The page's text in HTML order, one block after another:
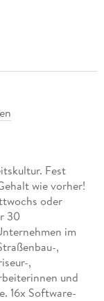
Fest
wie vorher!
oder
30
im
,
,
und
16x Software-